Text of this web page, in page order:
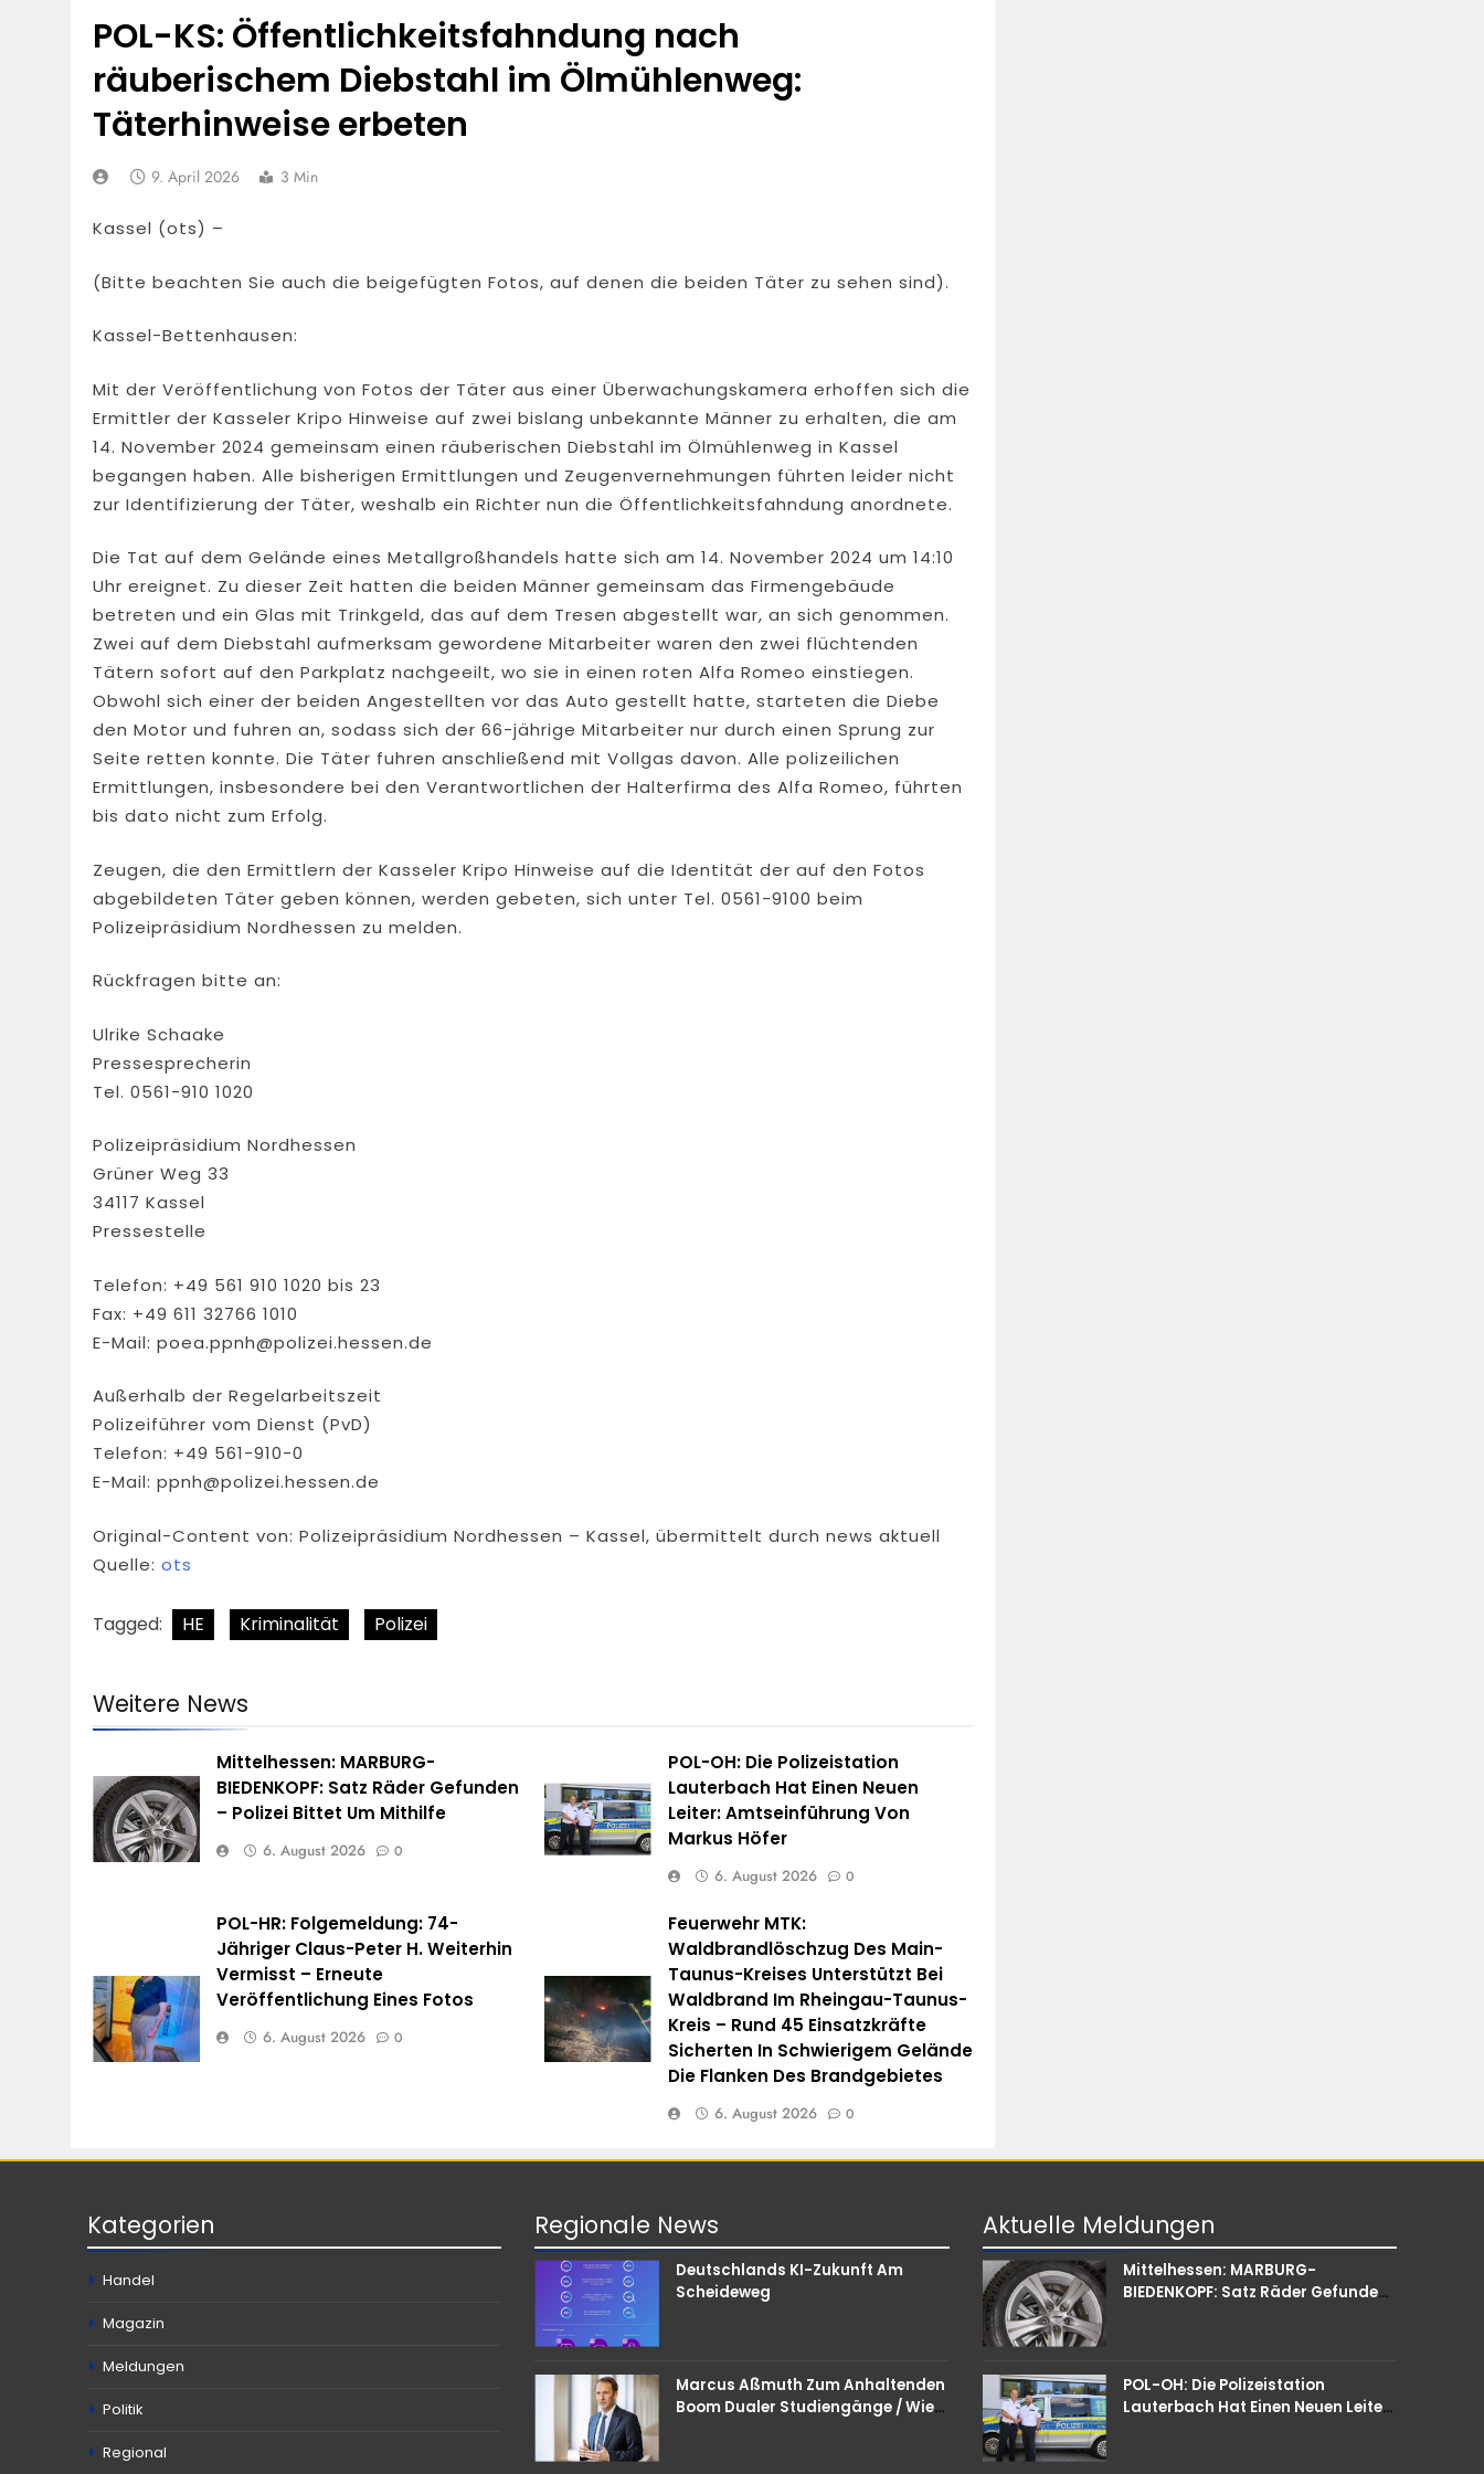
POL-KS: Öffentlichkeitsfahndung nach
räuberischem Diebstahl im Ölmühlenweg:
Täterhinweise erbeten
9. April 2026 3 Min
Kassel (ots) –
(Bitte beachten Sie auch die beigefügten Fotos, auf denen die beiden Täter zu sehen sind).
Kassel-Bettenhausen:
Mit der Veröffentlichung von Fotos der Täter aus einer Überwachungskamera erhoffen sich die
Ermittler der Kasseler Kripo Hinweise auf zwei bislang unbekannte Männer zu erhalten, die am
14. November 2024 gemeinsam einen räuberischen Diebstahl im Ölmühlenweg in Kassel
begangen haben. Alle bisherigen Ermittlungen und Zeugenvernehmungen führten leider nicht
zur Identifizierung der Täter, weshalb ein Richter nun die Öffentlichkeitsfahndung anordnete.
Die Tat auf dem Gelände eines Metallgroßhandels hatte sich am 14. November 2024 um 14:10
Uhr ereignet. Zu dieser Zeit hatten die beiden Männer gemeinsam das Firmengebäude
betreten und ein Glas mit Trinkgeld, das auf dem Tresen abgestellt war, an sich genommen.
Zwei auf dem Diebstahl aufmerksam gewordene Mitarbeiter waren den zwei flüchtenden
Tätern sofort auf den Parkplatz nachgeeilt, wo sie in einen roten Alfa Romeo einstiegen.
Obwohl sich einer der beiden Angestellten vor das Auto gestellt hatte, starteten die Diebe
den Motor und fuhren an, sodass sich der 66-jährige Mitarbeiter nur durch einen Sprung zur
Seite retten konnte. Die Täter fuhren anschließend mit Vollgas davon. Alle polizeilichen
Ermittlungen, insbesondere bei den Verantwortlichen der Halterfirma des Alfa Romeo, führten
bis dato nicht zum Erfolg.
Zeugen, die den Ermittlern der Kasseler Kripo Hinweise auf die Identität der auf den Fotos
abgebildeten Täter geben können, werden gebeten, sich unter Tel. 0561-9100 beim
Polizeipräsidium Nordhessen zu melden.
Rückfragen bitte an:
Ulrike Schaake
Pressesprecherin
Tel. 0561-910 1020
Polizeipräsidium Nordhessen
Grüner Weg 33
34117 Kassel
Pressestelle
Telefon: +49 561 910 1020 bis 23
Fax: +49 611 32766 1010
E-Mail: poea.ppnh@polizei.hessen.de
Außerhalb der Regelarbeitszeit
Polizeiführer vom Dienst (PvD)
Telefon: +49 561-910-0
E-Mail: ppnh@polizei.hessen.de
Original-Content von: Polizeipräsidium Nordhessen – Kassel, übermittelt durch news aktuell
Quelle: ots
Tagged: HE Kriminalität Polizei
Weitere News
Mittelhessen: MARBURG-
BIEDENKOPF: Satz Räder Gefunden
– Polizei Bittet Um Mithilfe
6. August 2026 0
POL-OH: Die Polizeistation
Lauterbach Hat Einen Neuen
Leiter: Amtseinführung Von
Markus Höfer
6. August 2026 0
POL-HR: Folgemeldung: 74-
Jähriger Claus-Peter H. Weiterhin
Vermisst – Erneute
Veröffentlichung Eines Fotos
6. August 2026 0
Feuerwehr MTK:
Waldbrandlöschzug Des Main-
Taunus-Kreises Unterstützt Bei
Waldbrand Im Rheingau-Taunus-
Kreis – Rund 45 Einsatzkräfte
Sicherten In Schwierigem Gelände
Die Flanken Des Brandgebietes
6. August 2026 0
Kategorien
Handel
Magazin
Meldungen
Politik
Regional
Regionale News
Deutschlands KI-Zukunft Am
Scheideweg
Marcus Aßmuth Zum Anhaltenden
Boom Dualer Studiengänge / Wie
Aktuelle Meldungen
Mittelhessen: MARBURG-
BIEDENKOPF: Satz Räder Gefunden
POL-OH: Die Polizeistation
Lauterbach Hat Einen Neuen Leiter: